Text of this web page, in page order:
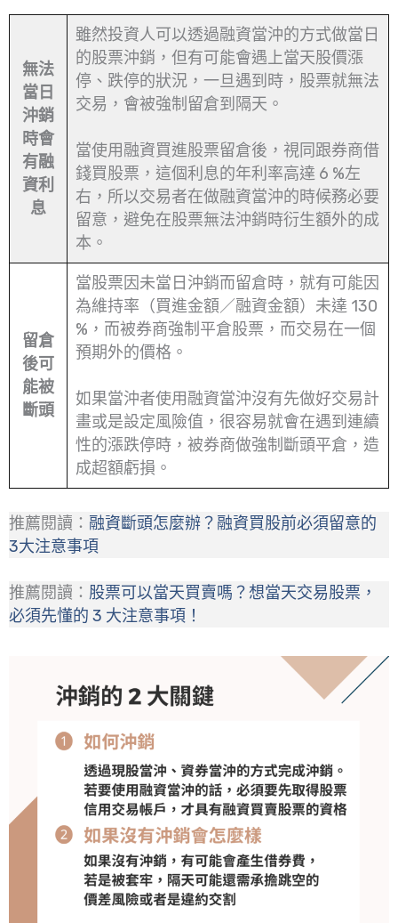
無法
當日
沖銷
時會
有融
資利
息
雖然投資人可以透過融資當沖的方式做當日
的股票沖銷，但有可能會遇上當天股價漲
停、跌停的狀況，一旦遇到時，股票就無法
交易，會被強制留倉到隔天。
當使用融資買進股票留倉後，視同跟券商借
錢買股票，這個利息的年利率高達 6 %左
右，所以交易者在做融資當沖的時候務必要
留意，避免在股票無法沖銷時衍生額外的成
本。
留倉
後可
能被
斷頭
當股票因未當日沖銷而留倉時，就有可能因
為維持率（買進金額／融資金額）未達 130
%，而被券商強制平倉股票，而交易在一個
預期外的價格。
如果當沖者使用融資當沖沒有先做好交易計
畫或是設定風險值，很容易就會在遇到連續
性的漲跌停時，被券商做強制斷頭平倉，造
成超額虧損。
推薦閱讀： 融資斷頭怎麼辦？融資買股前必須留意的
3大注意事項
推薦閱讀： 股票可以當天買賣嗎？想當天交易股票，
必須先懂的 3 大注意事項！